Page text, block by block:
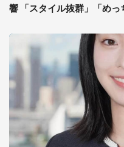
響 「スタイル抜群」「めっ